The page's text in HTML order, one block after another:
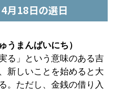
月18日の選日
うまんばいにち）
る」という意味のある吉
新しいことを始めると大
。ただし、金銭の借り入